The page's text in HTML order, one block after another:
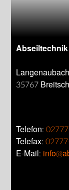
35767
Telefon:
Telefax:
E-Mail: